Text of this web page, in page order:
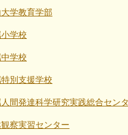
学教育学部
学校
学校
特別支援学校
人間発達科学研究実践総合セン
観察実習センター